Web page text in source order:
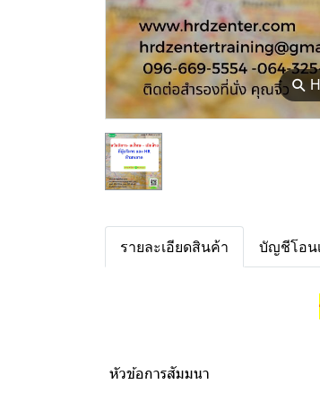
⚲
รายละเอียดสินค้า บัญชีโอน
หัวข้อการสัมมนา